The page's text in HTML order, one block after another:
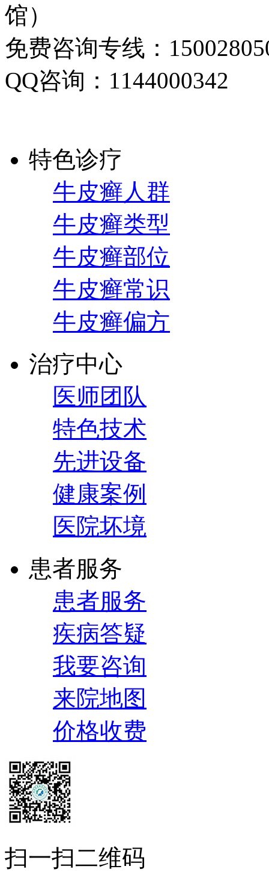
馆）
免费咨询专线：
QQ咨询：1144000342
特色诊疗
牛皮癣人群
牛皮癣类型
牛皮癣部位
牛皮癣常识
牛皮癣偏方
治疗中心
医师团队
特色技术
先进设备
健康案例
医院坏境
患者服务
患者服务
疾病答疑
我要咨询
来院地图
价格收费
扫一扫二维码